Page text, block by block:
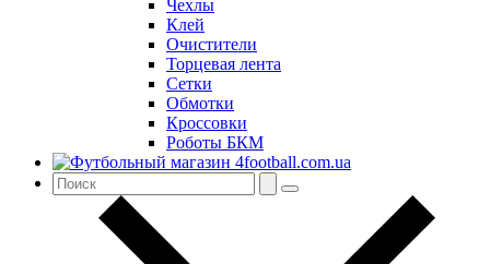
Чехлы
Клей
Очистители
Торцевая лента
Сетки
Обмотки
Кроссовки
Роботы БКМ